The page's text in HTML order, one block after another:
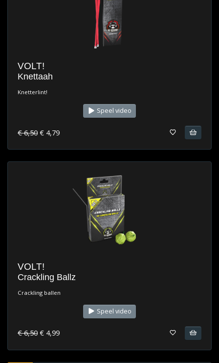
VOLT!
Knettaah
Knetterlint!
Speel video
€ 6,50 € 4,79
VOLT!
Crackling Ballz
Crackling ballen
Speel video
€ 6,50 € 4,99